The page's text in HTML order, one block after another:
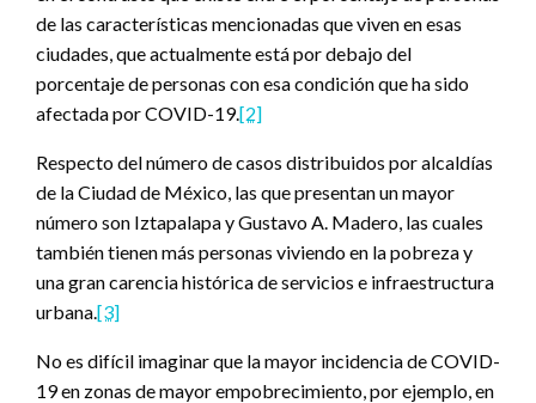
de las características mencionadas que viven en esas
ciudades, que actualmente está por debajo del
porcentaje de personas con esa condición que ha sido
afectada por COVID-19.[2]
Respecto del número de casos distribuidos por alcaldías
de la Ciudad de México, las que presentan un mayor
número son Iztapalapa y Gustavo A. Madero, las cuales
también tienen más personas viviendo en la pobreza y
una gran carencia histórica de servicios e infraestructura
urbana.[3]
No es difícil imaginar que la mayor incidencia de COVID-
19 en zonas de mayor empobrecimiento, por ejemplo, en